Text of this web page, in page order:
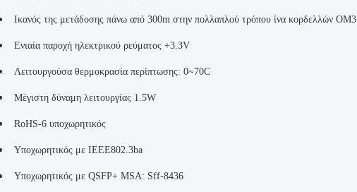
Ικανός της μετάδοσης πάνω από 300m στην πολλαπλού τρόπου ίνα κορδελλών OM3
Ενιαία παροχή ηλεκτρικού ρεύματος +3.3V
Λειτουργούσα θερμοκρασία περίπτωσης: 0~70C
Μέγιστη δύναμη λειτουργίας 1.5W
RoHS-6 υποχωρητικός
Υποχωρητικός με IEEE802.3ba
Υποχωρητικός με QSFP+ MSA: Sff-8436